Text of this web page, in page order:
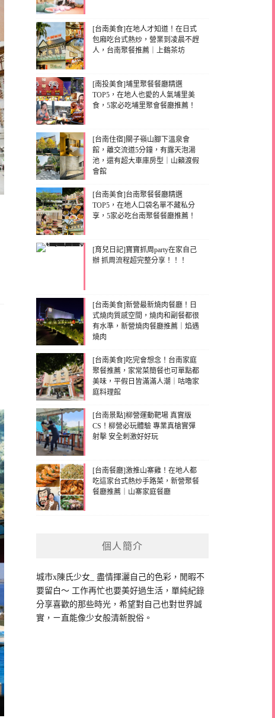
[台南美食]在地人才知道！在日式
包廂吃台式熱炒，營業到凌晨不趕
人，台南聚餐推薦｜上鶴茶坊
[南投美食]埔里聚餐餐廳精選
TOP5，在地人也愛的人氣埔里美
食，5家必吃埔里聚會餐廳推薦！
[台南住宿]關子嶺山腳下溫泉會
館，離交流道5分鐘，有露天泡湯
池，還有超大車庫房型｜山籟渡假
會館
[台南美食]台南聚餐餐廳精選
TOP5，在地人口袋名單不藏私分
享，5家必吃台南聚餐餐廳推薦！
[育兒日記]寶寶抓周party在家自己
辦 抓周流程超完整分享！！！
[台南美食]新營最新燒肉餐廳！日
式燒肉質感空間，燒肉和副餐都很
有水準，新營燒肉餐廳推薦｜焰遇
燒肉
[台南美食]吃完會想念！台南家庭
聚餐推薦，家常菜簡餐也可單點都
美味，平假日皆滿滿人潮｜咕嚕家
庭料理館
[台南景點]柳營運動靶場 真實版
CS！柳營必玩體驗 專業真槍實彈
射擊 安全刺激好好玩
[台南餐廳]激推山寨雞！在地人都
吃這家台式熱炒手路菜，新營聚餐
餐廳推薦｜山寨家庭餐廳
個人簡介
城市x陳氏少女_ 盡情揮灑自己的色彩，閒暇不
要留白～ 工作再忙也要美好過生活，單純紀錄
分享喜歡的那些時光，希望對自己也對世界誠
實，ㄧ直能像少女般清新脫俗。